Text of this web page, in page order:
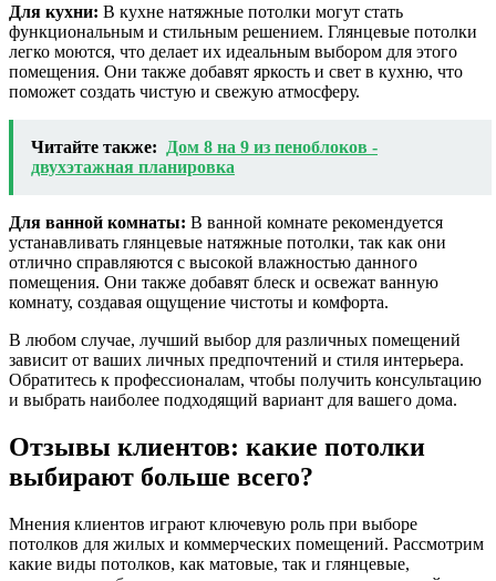
Для кухни: В кухне натяжные потолки могут стать
функциональным и стильным решением. Глянцевые потолки
легко моются, что делает их идеальным выбором для этого
помещения. Они также добавят яркость и свет в кухню, что
поможет создать чистую и свежую атмосферу.
Читайте также:
Дом 8 на 9 из пеноблоков -
двухэтажная планировка
Для ванной комнаты: В ванной комнате рекомендуется
устанавливать глянцевые натяжные потолки, так как они
отлично справляются с высокой влажностью данного
помещения. Они также добавят блеск и освежат ванную
комнату, создавая ощущение чистоты и комфорта.
В любом случае, лучший выбор для различных помещений
зависит от ваших личных предпочтений и стиля интерьера.
Обратитесь к профессионалам, чтобы получить консультацию
и выбрать наиболее подходящий вариант для вашего дома.
Отзывы клиентов: какие потолки
выбирают больше всего?
Мнения клиентов играют ключевую роль при выборе
потолков для жилых и коммерческих помещений. Рассмотрим
какие виды потолков, как матовые, так и глянцевые,